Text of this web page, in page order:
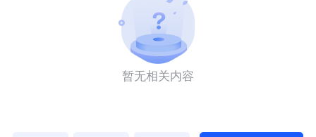
暂无相关内容